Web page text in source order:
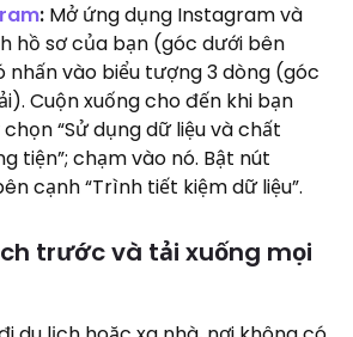
: Mở ứng dụng Instagram và
hồ sơ của bạn (góc dưới bên
nhấn vào biểu tượng 3 dòng (góc
Cuộn xuống cho đến khi bạn
“Sử dụng dữ liệu và chất
tiện”; chạm vào nó. Bật nút
cạnh “Trình tiết kiệm dữ liệu”.
trước và tải xuống mọi